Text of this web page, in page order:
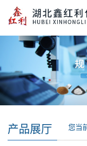
产品展厅 您当